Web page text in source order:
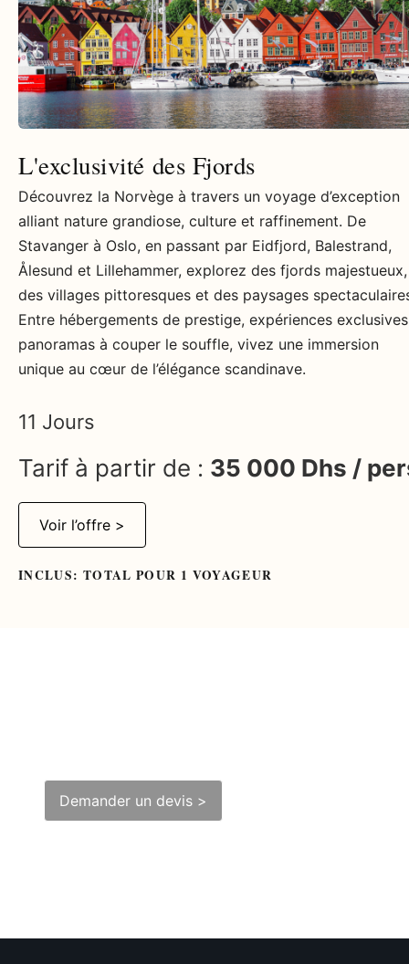
L'exclusivité des Fjords
Découvrez la Norvège à travers un voyage d’exception
alliant nature grandiose, culture et raffinement. De
Stavanger à Oslo, en passant par Eidfjord, Balestrand,
Ålesund et Lillehammer, explorez des fjords majestueux,
des villages pittoresques et des paysages
Entre hébergements de prestige, expériences
panoramas à couper le souffle, vivez une immersion
unique au cœur de l’élégance scandinave.
11 Jours
Tarif à partir de : 35 000 Dhs /
Voir l’offre >
INCLUS: TOTAL POUR 1 VOYAGEUR
Demander un devis >